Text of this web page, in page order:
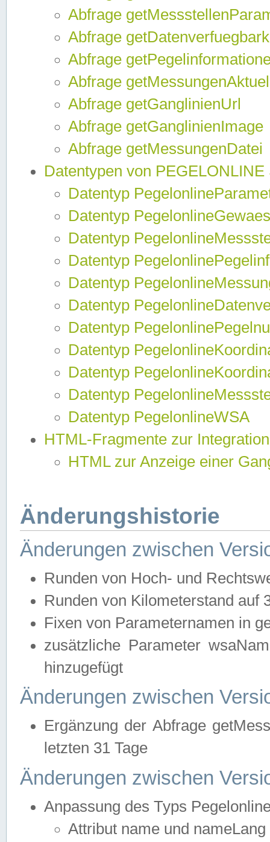
Abfrage
Abfrage
Abfrage
Abfrage
Abfrage getGanglinienUrl
Abfrage getGanglinienImage
Abfrage getMessungenDatei
Datentypen von
Datentyp
Datentyp
Datentyp
Datentyp
Datentyp
Datentyp
Datentyp
Datentyp
Datentyp
Datentyp
Datentyp PegelonlineWSA
HTML-Fragmente zur
HTML zur Anzeige einer
Änderungshistorie
Änderungen zwischen
Runden von Hoch- und
Runden von Kilometerstand auf
Fixen von Parameternamen in
zusätzliche Parameter
hinzugefügt
Änderungen zwischen
Ergänzung der Abfrage
letzten 31 Tage
Änderungen zwischen
Anpassung des Typs
Attribut name und